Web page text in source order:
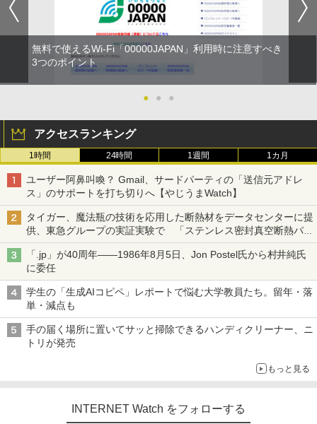
無料で使えるWi-Fi「00000JAPAN」利用時に注意すべき
3つのポイント
● ● ●
アクセスランキング
1時間 24時間 1週間 1カ月
ユーザー阿鼻叫喚？ Gmail、サードパーティの「送信元アドレ
ス」のサポートを打ち切りへ【やじうまWatch】
タイガー、魔法瓶の技術を応用した断熱材をデータセンターに提
供、東急グループの実証実験で 「ステンレス密封真空断熱パネ
ル TIVIP」
「.jp」が40周年――1986年8月5日、Jon Postel氏から村井純氏
に委任
学生の「生成AIコピペ」レポートで悩む大学教員たち。留年・落
単・減点も
手の届く場所に置いてサッと掃除できるハンディクリーナー、ニ
トリが発売
もっと見る
INTERNET Watch をフォローする